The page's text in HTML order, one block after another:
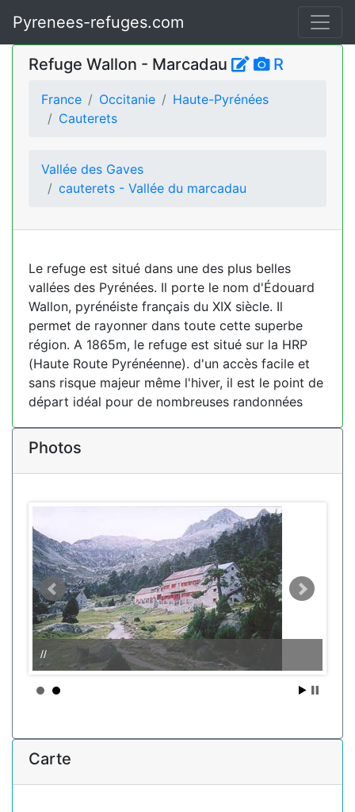
Pyrenees-refuges.com
Refuge Wallon - Marcadau R
France Occitanie
Haute-Pyrénées
Cauterets
Vallée des Gaves
cauterets - Vallée du marcadau
Le refuge est situé dans une des plus belles
vallées des Pyrénées. Il porte le nom d'Édouard
Wallon, pyrénéiste français du XIX siècle. Il
permet de rayonner dans toute cette superbe
région. A 1865m, le refuge est situé sur la HRP
(Haute Route Pyrénéenne). d'un accès facile et
sans risque majeur même l'hiver, il est le point de
départ idéal pour de nombreuses randonnées
Photos
//
Carte